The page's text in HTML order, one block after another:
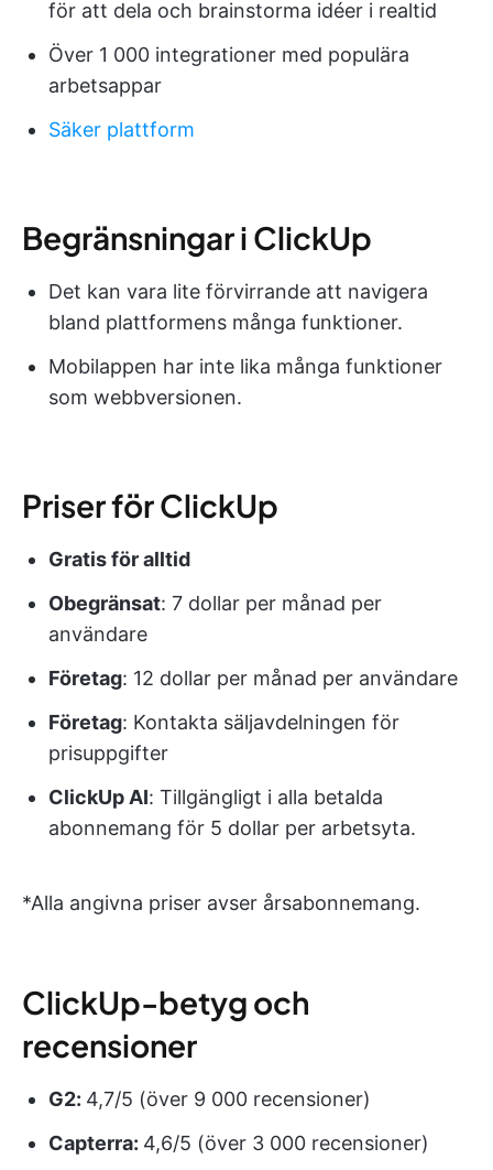
för att dela och brainstorma idéer i realtid
Över 1 000 integrationer med populära
arbetsappar
Säker plattform
Begränsningar i ClickUp
Det kan vara lite förvirrande att navigera
bland plattformens många funktioner.
Mobilappen har inte lika många funktioner
som webbversionen.
Priser för ClickUp
Gratis för alltid
Obegränsat: 7 dollar per månad per
användare
Företag: 12 dollar per månad per användare
Företag: Kontakta säljavdelningen för
prisuppgifter
ClickUp AI: Tillgängligt i alla betalda
abonnemang för 5 dollar per arbetsyta.
*Alla angivna priser avser årsabonnemang.
ClickUp-betyg och
recensioner
G2: 4,7/5 (över 9 000 recensioner)
Capterra: 4,6/5 (över 3 000 recensioner)